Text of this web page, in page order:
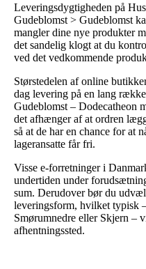
Leveringsdygtigheden på
Gudeblomst > Gudeblomst
mangler dine nye produkter
det sandelig klogt at du
ved det vedkommende
Størstedelen af online
dag levering på en lang
Gudeblomst – Dodecatheon
det afhænger af at ordren
så at de har en chance for at
lageransatte får fri.
Visse e-forretninger i
undertiden under
sum. Derudover bør du
leveringsform, hvilket typisk
Smørumnedre eller Skjern –
afhentningssted.